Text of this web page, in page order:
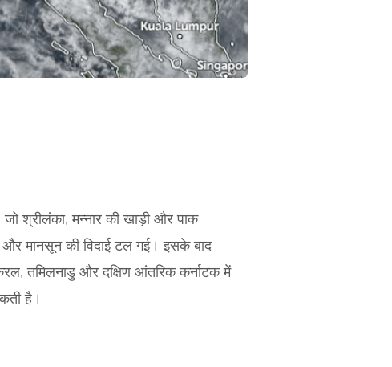
श्रीलंका, मन्नार की खाड़ी और पाक
मानसून की विदाई टल गई। इसके बाद
तमिलनाडु और दक्षिण आंतरिक कर्नाटक में
है।